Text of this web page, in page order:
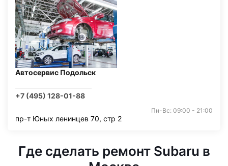
Автосервис Подольск
+7 (495) 128-01-88
Пн-Вс: 09:00 - 21:00
пр-т Юных ленинцев 70, стр 2
Где сделать ремонт Subaru в